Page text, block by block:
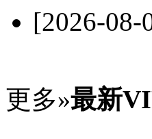
[2026-08-
更多»最新